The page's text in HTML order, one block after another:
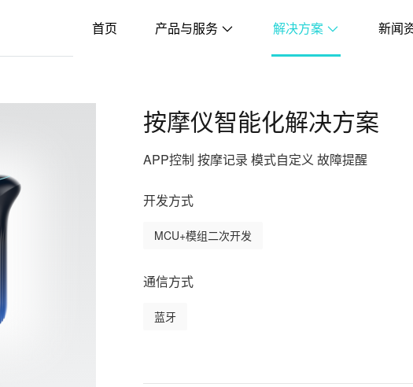
首页 产品与服务 解决方案 新闻
按摩仪智能化解决方案
APP控制 按摩记录 模式自定义 故障提醒
开发方式
MCU+模组二次开发
通信方式
蓝牙